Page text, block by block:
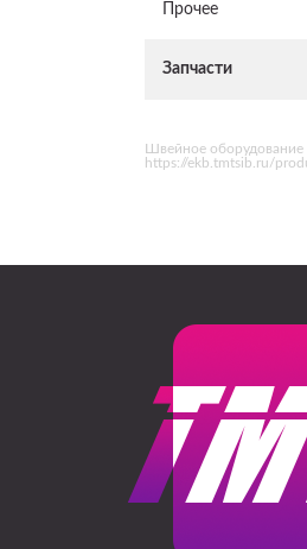
Прочее
Запчасти
Швейное
https://ekb.tmtsib.ru/